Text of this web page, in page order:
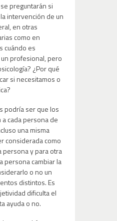
preguntarán si
intervención de un
en otras
como en
cuándo es
profesional, pero
¿Por qué
si necesitamos o
podría ser que los
cada persona de
una misma
considerada como
persona y para otra
persona cambiar la
o no un
distintos. Es
dificulta el
ayuda o no.